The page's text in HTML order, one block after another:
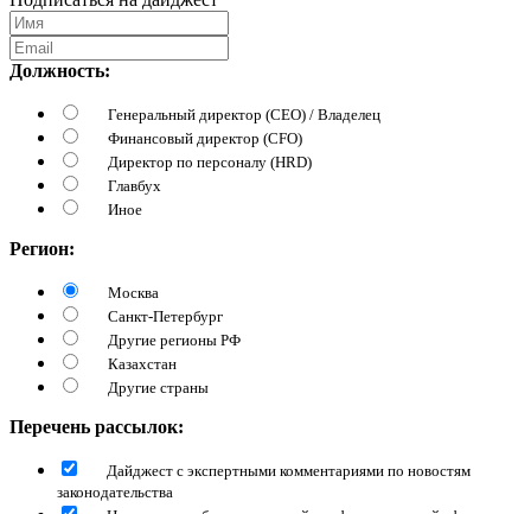
Должность:
Генеральный директор (CEO) / Владелец
Финансовый директор (CFO)
Директор по персоналу (HRD)
Главбух
Иное
Регион:
Москва
Санкт-Петербург
Другие регионы РФ
Казахстан
Другие страны
Перечень рассылок:
Дайджест с экспертными комментариями по новостям
законодательства